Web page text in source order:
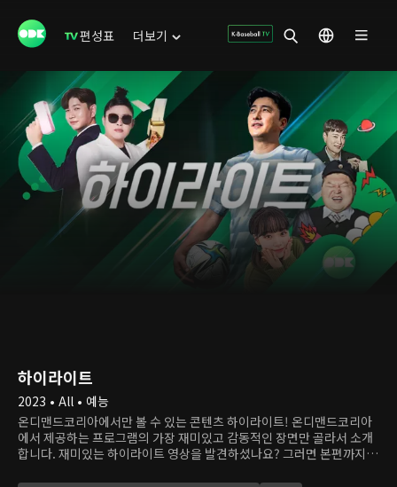
편성표 더보기
하이라이트
2023 • All • 예능
온디맨드코리아에서만 볼 수 있는 콘텐츠 하이라이트! 온디맨드코리아
에서 제공하는 프로그램의 가장 재미있고 감동적인 장면만 골라서 소개
합니다. 재미있는 하이라이트 영상을 발견하셨나요? 그러면 본편까지